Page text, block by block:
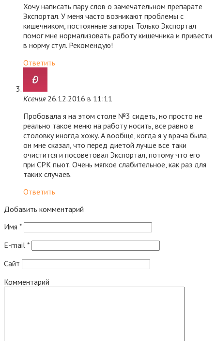
Хочу написать пару слов о замечательном препарате
Экспортал. У меня часто возникают проблемы с
кишечником, постоянные запоры. Только Экспортал
помог мне нормализовать работу кишечника и привести
в норму стул. Рекомендую!
Ответить
Ксения 26.12.2016 в 11:11
Пробовала я на этом столе №3 сидеть, но просто не
реально такое меню на работу носить, все равно в
столовку иногда хожу. А вообще, когда я у врача была,
он мне сказал, что перед диетой лучше все таки
очистится и посоветовал Экспортал, потому что его
при СРК пьют. Очень мягкое слабительное, как раз для
таких случаев.
Ответить
Добавить комментарий
Имя *
E-mail *
Сайт
Комментарий